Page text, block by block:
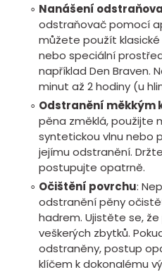
Nanášení
odstraňovač pomocí
můžete použít
nebo speciální
například Den Braven.
minut až 2 hodiny (u
Odstranění měkkým
pěna změklá, použijte
syntetickou vlnu nebo
jejímu odstranění.
postupujte opatrně.
Očištění povrchu:
odstranění pěny
hadrem. Ujistěte se,
veškerých zbytků.
odstraněny, postup
klíčem k dokonalému